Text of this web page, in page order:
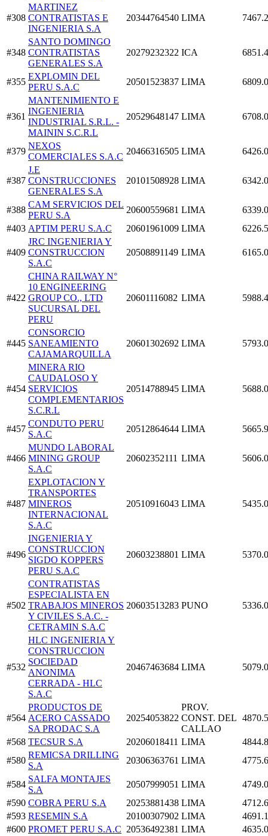
#308
MARTINEZ
CONTRATISTAS E
INGENIERIA S.A
20344764540 LIMA
#348
SANTO DOMINGO
CONTRATISTAS
GENERALES S.A
20279232322 ICA
#355
EXPLOMIN DEL
PERU S.A.C
20501523837 LIMA
#361
MANTENIMIENTO E
INGENIERIA
INDUSTRIAL S.R.L. -
MAININ S.C.R.L
20529648147 LIMA
#379
NEXOS
COMERCIALES S.A.C
20466316505 LIMA
#387
J.E
CONSTRUCCIONES
GENERALES S.A
20101508928 LIMA
#388
CAM SERVICIOS DEL
PERU S.A
20600559681 LIMA
#403 APTIM PERU S.A.C 20601961009 LIMA
#409
JRC INGENIERIA Y
CONSTRUCCION
S.A.C
20508891149 LIMA
#422
CHINA RAILWAY N°
10 ENGINEERING
GROUP CO., LTD
SUCURSAL DEL
PERU
20601116082 LIMA
#445
CONSORCIO
SANEAMIENTO
CAJAMARQUILLA
20601302692 LIMA
#454
MINERA RIO
CAUDALOSO Y
SERVICIOS
COMPLEMENTARIOS
S.C.R.L
20514788945 LIMA
#457
CONDUTO PERU
S.A.C
20512864644 LIMA
#466
MUNDO LABORAL
MINING GROUP
S.A.C
20602352111 LIMA
#487
EXPLOTACION Y
TRANSPORTES
MINEROS
INTERNACIONAL
S.A.C
20510916043 LIMA
#496
INGENIERIA Y
CONSTRUCCION
SIGDO KOPPERS
PERU S.A.C
20603238801 LIMA
#502
CONTRATISTAS
ESPECIALISTA EN
TRABAJOS MINEROS
Y CIVILES S.A.C. -
CETRAMIN S.A.C
20603513283 PUNO
#532
HLC INGENIERIA Y
CONSTRUCCION
SOCIEDAD
ANONIMA
CERRADA - HLC
S.A.C
20467463684 LIMA
#564
PRODUCTOS DE
ACERO CASSADO
SA PRODAC S.A
20254053822
PROV.
CONST. DEL
CALLAO
#568 TECSUR S.A 20206018411 LIMA
#580
REMICSA DRILLING
S.A
20306363761 LIMA
#584
SALFA MONTAJES
S.A
20507999051 LIMA
#590 COBRA PERU S.A 20253881438 LIMA
#593 RESEMIN S.A 20100307902 LIMA
#600 PROMET PERU S.A.C 20536492381 LIMA